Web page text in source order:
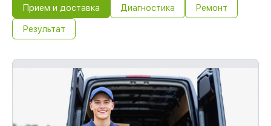
Прием и доставка Диагностика Ремонт
Результат